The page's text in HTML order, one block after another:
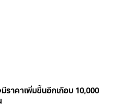
ราคาเพิ่มขึ้นอีกเกือบ 10,000